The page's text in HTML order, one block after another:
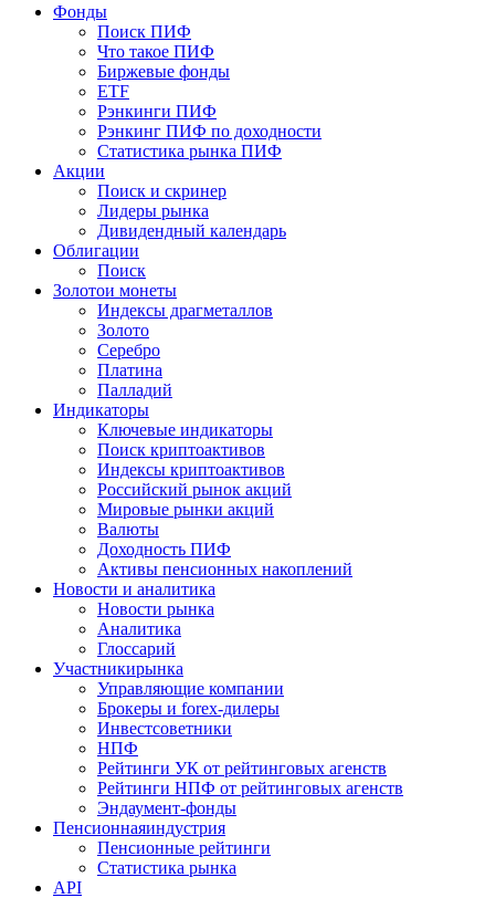
Фонды
Поиск ПИФ
Что такое ПИФ
Биржевые фонды
ETF
Рэнкинги ПИФ
Рэнкинг ПИФ по доходности
Статистика рынка ПИФ
Акции
Поиск и скринер
Лидеры рынка
Дивидендный календарь
Облигации
Поиск
Золотои монеты
Индексы драгметаллов
Золото
Серебро
Платина
Палладий
Индикаторы
Ключевые индикаторы
Поиск криптоактивов
Индексы криптоактивов
Российский рынок акций
Мировые рынки акций
Валюты
Доходность ПИФ
Активы пенсионных накоплений
Новости и аналитика
Новости рынка
Аналитика
Глоссарий
Участникирынка
Управляющие компании
Брокеры и forex-дилеры
Инвестсоветники
НПФ
Рейтинги УК от рейтинговых агенств
Рейтинги НПФ от рейтинговых агенств
Эндаумент-фонды
Пенсионнаяиндустрия
Пенсионные рейтинги
Статистика рынка
API